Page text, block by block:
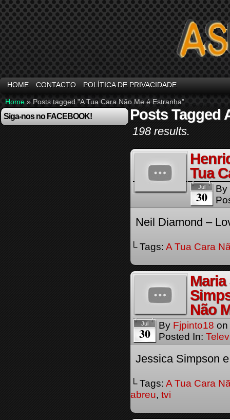
HOME CONTACTO POLÍTICA DE PRIVACIDADE
Home » Posts tagged "A Tua Cara Não Me é Estranha"
Siga-nos no FACEBOOK! Posts Tagged
198 results.
Tua
Jul
30
By
Neil Diamond –
└ Tags: A Tua Cara
Não
Jul
30 By Fjpinto18 on
Posted In:
Jessica Simpson
└ Tags: A Tua Cara
abreu, tvi